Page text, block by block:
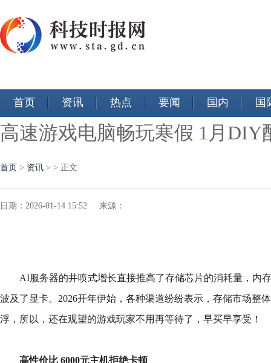
首页 资讯 热点 要闻 国内 国
高速游戏电脑畅玩寒假 1月DIY
首页 > 资讯 > > 正文
日期：2026-01-14 15:52 来源：
AI服务器的井喷式增长直接推高了存储芯片的消耗量，内
波及了显卡。2026开年伊始，各种渠道纷纷表示，存储市场整
浮，所以，还在观望的游戏玩家不用再等待了，早买早享受！
高性价比 6000元主机拒绝卡顿